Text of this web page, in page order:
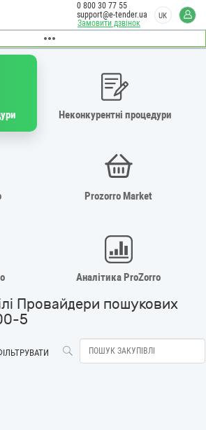
Замовити дзвінок
0 800 30 77 55
support@e-tender.ua
UK
Неконкурентні процедури
Prozorro Market
Аналітика ProZorro
Провайдери пошукових
5